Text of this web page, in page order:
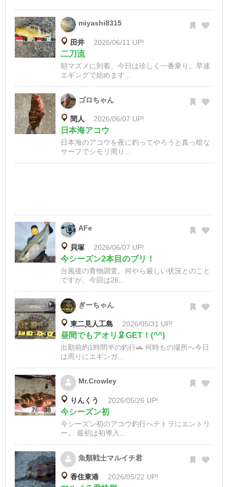
miyashi8315
田井 2026/06/11 UP!
二刀流
朝マズメに到着。今日は珍しく一番乗り。早速
エギングで始めます...
ゴロちゃん
間人 2026/06/07 UP!
日本海アコウ
日本海のアコウを夜に釣ってやろうと真っ暗な
サーフでシモリ周り...
AFe
貝塚 2026/06/07 UP!
今シーズン2本目のブリ！
台風後の青物調査。何やら厳しい状況とのこと
ですが、今回は26...
ぎーちゃん
東二見人工島 2026/05/31 UP!
昼間でもアオリ🦑GET！(^^)
出勤前約1時間半の釣行🚗 何時もの場所へ今日
は周りにエギンガ...
Mr.Crowley
りんくう 2026/05/26 UP!
今シーズン初
今シーズン初のアコウ釣行へテトラにエントリ
ー。 最初は初導入...
魚類戦士マルイチ君
香住東港 2026/05/22 UP!